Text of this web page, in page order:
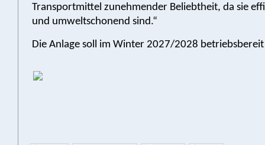
Transportmittel zunehmender Beliebtheit, da sie
und umweltschonend sind.“
Die Anlage soll im Winter 2027/2028 betriebsbereit